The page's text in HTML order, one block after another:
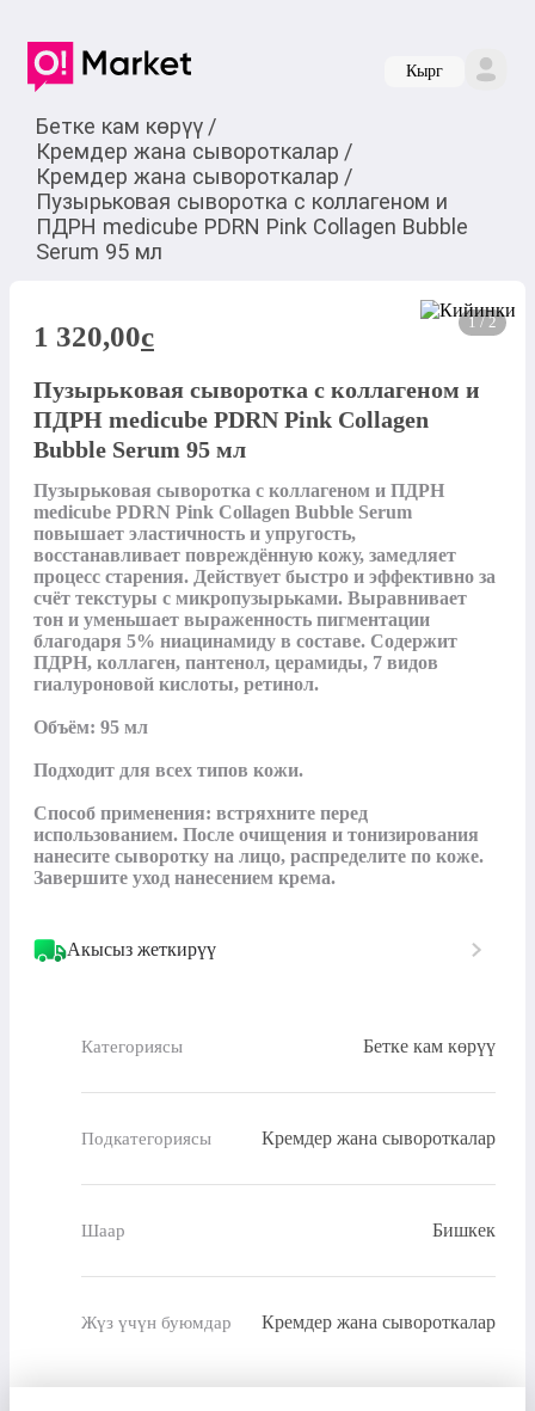
Кырг
Бетке кам көрүү /
Кремдер жана сывороткалар /
Кремдер жана сывороткалар /
Пузырьковая сыворотка с коллагеном и
ПДРН medicube PDRN Pink Collagen Bubble
Serum 95 мл
1 / 2
1 320,00c
Пузырьковая сыворотка с коллагеном и
ПДРН medicube PDRN Pink Collagen
Bubble Serum 95 мл
Пузырьковая сыворотка с коллагеном и ПДРН
medicube PDRN Pink Collagen Bubble Serum
повышает эластичность и упругость,
восстанавливает повреждённую кожу, замедляет
процесс старения. Действует быстро и эффективно за
счёт текстуры с микропузырьками. Выравнивает
тон и уменьшает выраженность пигментации
благодаря 5% ниацинамиду в составе. Содержит
ПДРН, коллаген, пантенол, церамиды, 7 видов
гиалуроновой кислоты, ретинол.
Объём: 95 мл
Подходит для всех типов кожи.
Способ применения: встряхните перед
использованием. После очищения и тонизирования
нанесите сыворотку на лицо, распределите по коже.
Завершите уход нанесением крема.
Акысыз жеткирүү
Категориясы Бетке кам көрүү
Подкатегориясы Кремдер жана сывороткалар
Шаар Бишкек
Жүз үчүн буюмдар Кремдер жана сывороткалар